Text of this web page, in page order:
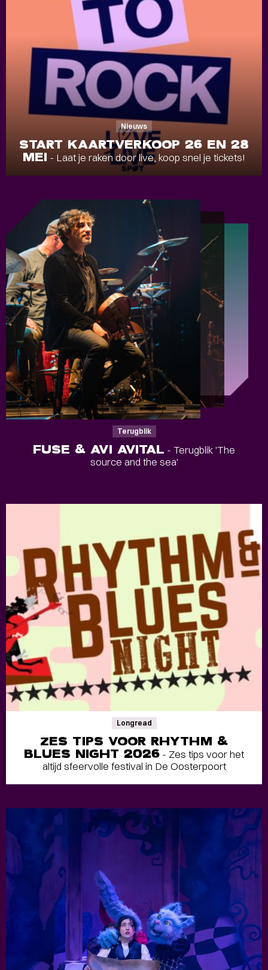
Nieuws
START KAARTVERKOOP 26 EN 28
MEI - Laat je raken door live, koop snel je tickets!
Terugblik
FUSE & AVI AVITAL - Terugblik 'The
source and the sea'
Longread
ZES TIPS VOOR RHYTHM &
BLUES NIGHT 2026 - Zes tips voor het
altijd sfeervolle festival in De Oosterpoort